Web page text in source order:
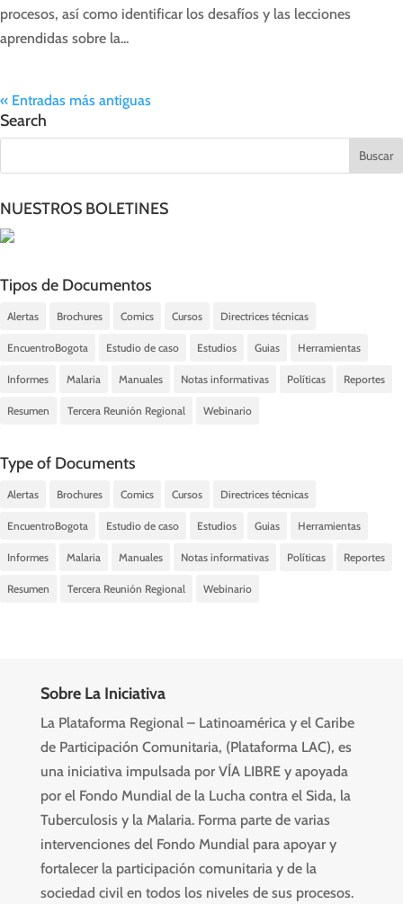
procesos, así como identificar los desafíos y las lecciones
aprendidas sobre la...
« Entradas más antiguas
Search
NUESTROS BOLETINES
Tipos de Documentos
Alertas Brochures Comics Cursos Directrices técnicas
EncuentroBogota Estudio de caso Estudios Guias Herramientas
Informes Malaria Manuales Notas informativas Políticas Reportes
Resumen Tercera Reunión Regional Webinario
Type of Documents
Alertas Brochures Comics Cursos Directrices técnicas
EncuentroBogota Estudio de caso Estudios Guias Herramientas
Informes Malaria Manuales Notas informativas Políticas Reportes
Resumen Tercera Reunión Regional Webinario
Sobre La Iniciativa
La Plataforma Regional – Latinoamérica y el Caribe
de Participación Comunitaria, (Plataforma LAC), es
una iniciativa impulsada por VÍA LIBRE y apoyada
por el Fondo Mundial de la Lucha contra el Sida, la
Tuberculosis y la Malaria. Forma parte de varias
intervenciones del Fondo Mundial para apoyar y
fortalecer la participación comunitaria y de la
sociedad civil en todos los niveles de sus procesos.